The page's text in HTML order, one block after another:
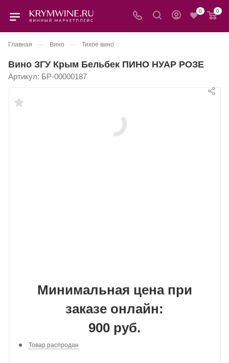
0 0
Главная — Вино — Тихое вино
Вино ЗГУ Крым Бельбек ПИНО НУАР РОЗЕ
Артикул: БР-00000187
Минимальная цена при
заказе онлайн:
900 руб.
Товар распродан